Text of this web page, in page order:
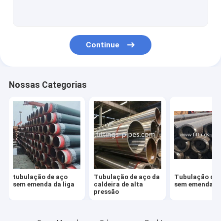
Redutor da tubulação de aço
Flanges de alta pressão da tubulação
Encaixes de tubulação de aço forjados
Curvatura de tubulação de aço
encaixes de tubulação de aço inoxidável
Continue
Nossas Categorias
tubulação de aço
sem emenda da liga
Tubulação de aço da
caldeira de alta
pressão
Tubulação de
sem emenda